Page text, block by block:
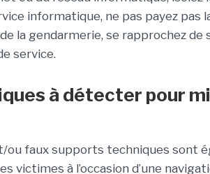
informatique, ne pas payez pas
la gendarmerie, se rapprochez de
service.
à détecter pour
ou faux supports techniques sont
victimes à l’occasion d’une